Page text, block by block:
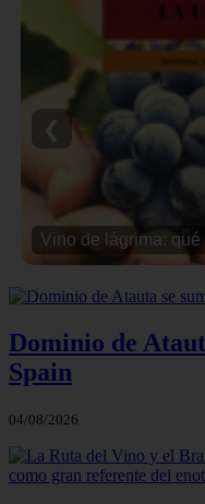
Vino de lágrima:
❮
Dominio de
Spain
04/08/2026